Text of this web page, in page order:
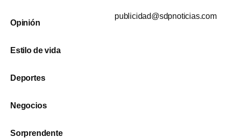
Opinión
Estilo de vida
Deportes
Negocios
Sorprendente
publicidad@sdpnoticias.com